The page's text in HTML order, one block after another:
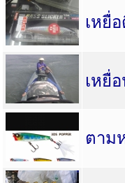
เหยื่
เหยื่
ตาม